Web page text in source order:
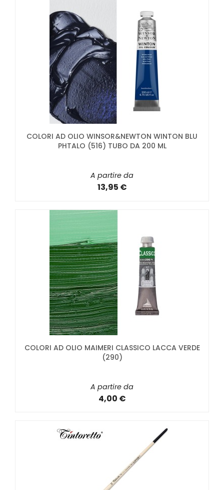
COLORI AD OLIO WINSOR&NEWTON WINTON BLU
PHTALO (516) TUBO DA 200 ML
A partire da
13,95 €
COLORI AD OLIO MAIMERI CLASSICO LACCA VERDE
(290)
A partire da
4,00 €